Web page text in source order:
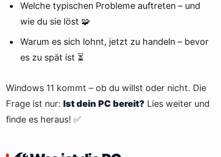
Welche typischen Probleme auftreten – und
wie du sie löst 🧩
Warum es sich lohnt, jetzt zu handeln – bevor
es zu spät ist ⏳
Windows 11 kommt – ob du willst oder nicht. Die
Frage ist nur: Ist dein PC bereit? Lies weiter und
finde es heraus! ✅